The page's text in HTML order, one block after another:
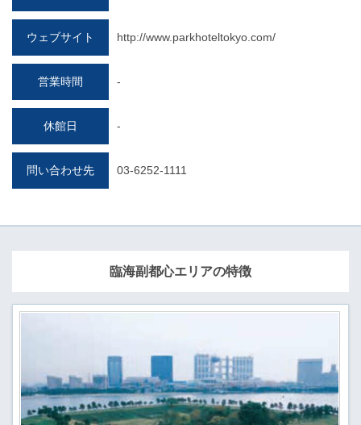
ウェブサイト http://www.parkhoteltokyo.com/
営業時間 -
休館日 -
問い合わせ先 03-6252-1111
臨海副都心エリアの特徴